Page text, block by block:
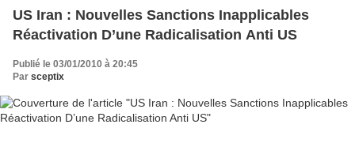
US Iran : Nouvelles Sanctions Inapplicables
Réactivation D’une Radicalisation Anti US
Publié le 03/01/2010 à 20:45
Par sceptix